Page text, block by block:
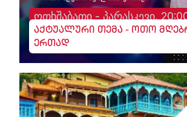
ოთხშაბათი - პარასკევი,
აქტუალური თემა - ოთო
ერთად